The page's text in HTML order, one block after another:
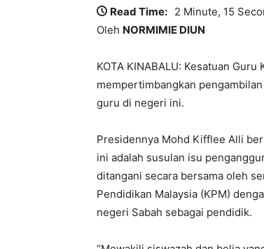
Read Time: 2 Minute, 15
Oleh NORMIMIE DIUN
KOTA KINABALU: Kesatuan
mempertimbangkan
guru di negeri ini.
Presidennya Mohd Kifflee Alli
ini adalah susulan isu
ditangani secara bersama oleh
Pendidikan Malaysia (KPM)
negeri Sabah sebagai pendidik.